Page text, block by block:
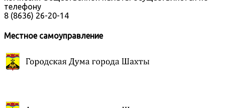
телефону
8 (8636) 26-20-14
Местное самоуправление